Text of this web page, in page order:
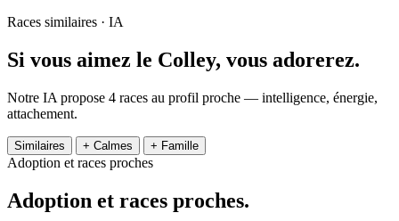
Races similaires · IA
Si vous aimez le Colley, vous adorerez.
Notre IA propose 4 races au profil proche — intelligence, énergie,
attachement.
Similaires + Calmes + Famille
Adoption et races proches
Adoption et races proches.